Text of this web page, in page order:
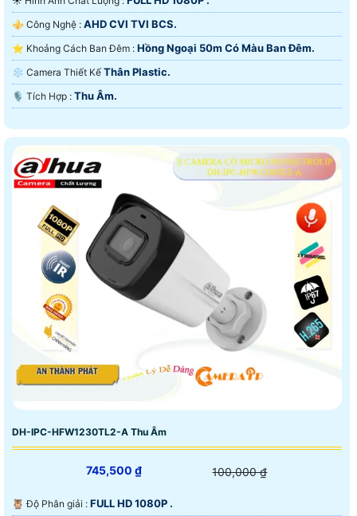
⚜️ Công Nghệ : AHD CVI TVI BCS.
⭐ Khoảng Cách Ban Đêm : Hồng Ngoại 50m Có Màu Ban Ðêm.
❄ Camera Thiết Kế Thân Plastic.
️🎙 Tích Hợp : Thu Âm.
DH-IPC-HFW1230TL2-A Thu Âm
745,500 ₫ 100,000 ₫
🦉 Độ Phân giải : FULL HD 1080P .